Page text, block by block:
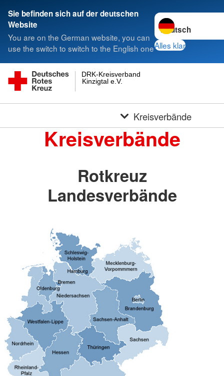
Sie befinden sich auf der deutschen
Website
You are on the German website, you can
use the switch to switch to the English one
Sprache wechseln
Alles klar
Kinzigtal e.V.
DRK-Kreisverband
Kreisverbände
Kreisverbände
Rotkreuz
Landesverbände